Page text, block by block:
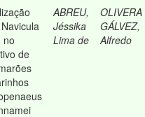
no
de
ABREU,
Jéssika
Lima de
OLIVERA
GÁLVEZ,
Alfredo